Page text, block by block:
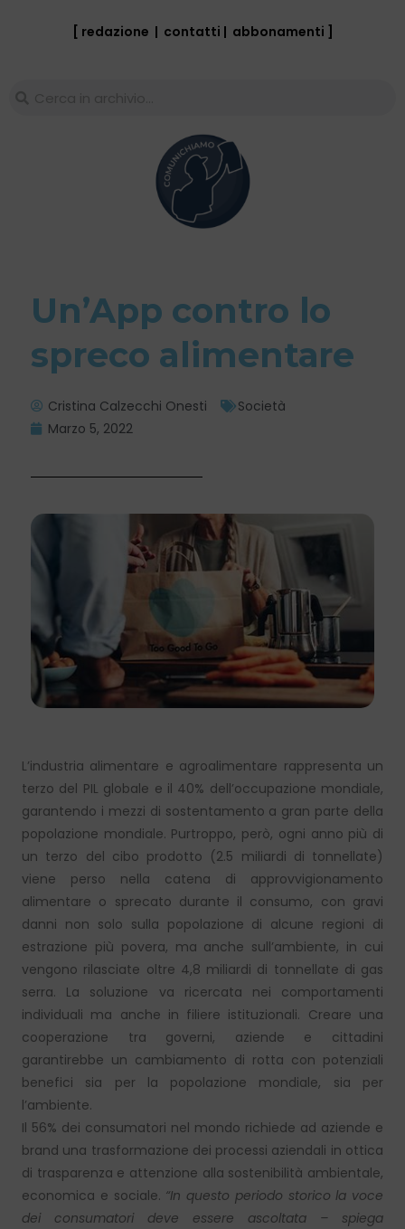
[ redazione | contatti | abbonamenti ]
Un’App contro lo
spreco alimentare
Cristina Calzecchi Onesti
Società
Marzo 5, 2022
L’industria alimentare e agroalimentare rappresenta un
terzo del PIL globale e il 40% dell’occupazione mondiale,
garantendo i mezzi di sostentamento a gran parte della
popolazione mondiale. Purtroppo, però, ogni anno più di
un terzo del cibo prodotto (2.5 miliardi di tonnellate)
viene perso nella catena di approvvigionamento
alimentare o sprecato durante il consumo, con gravi
danni non solo sulla popolazione di alcune regioni di
estrazione più povera, ma anche sull’ambiente, in cui
vengono rilasciate oltre 4,8 miliardi di tonnellate di gas
serra. La soluzione va ricercata nei comportamenti
individuali ma anche in filiere istituzionali. Creare una
cooperazione tra governi, aziende e cittadini
garantirebbe un cambiamento di rotta con potenziali
benefici sia per la popolazione mondiale, sia per
l’ambiente.
Il 56% dei consumatori nel mondo richiede ad aziende e
brand una trasformazione dei processi aziendali in ottica
di trasparenza e attenzione alla sostenibilità ambientale,
economica e sociale. “In questo periodo storico la voce
dei consumatori deve essere ascoltata – spiega